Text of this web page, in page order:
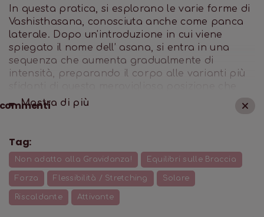
In questa pratica, si esplorano le varie forme di
Vashisthasana, conosciuta anche come panca
laterale. Dopo un'introduzione in cui viene
spiegato il nome dell’ asana, si entra in una
sequenza che aumenta gradualmente di
intensità, preparando il corpo alle varianti più
dona forza e potenza interiore.
Mostra di più
Tag:
Non adatto alla Gravidanza! Equilibri sulle Braccia
Forza Flessibilità / Stretching Solare
Riscaldante Attivante